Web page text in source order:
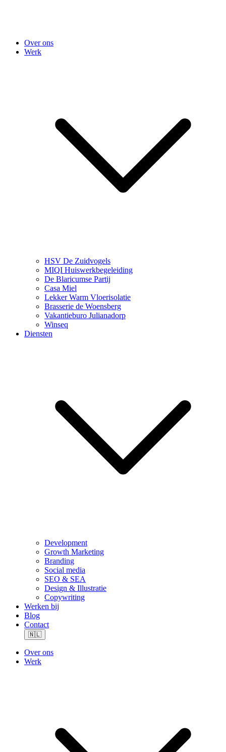
Over ons
Werk
HSV De Zuidvogels
MIQI Huiswerkbegeleiding
De Blaricumse Partij
Casa Miel
Lekker Warm Vloerisolatie
Brasserie de Woensberg
Vakantieburo Julianadorp
Winseq
Diensten
Development
Growth Marketing
Branding
Social media
SEO & SEA
Design & Illustratie
Copywriting
Werken bij
Blog
Contact
🇳🇱
Over ons
Werk